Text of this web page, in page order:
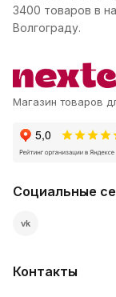
3400 товаров в
Волгограду.
Магазин товаров
Социальные
vk
Контакты